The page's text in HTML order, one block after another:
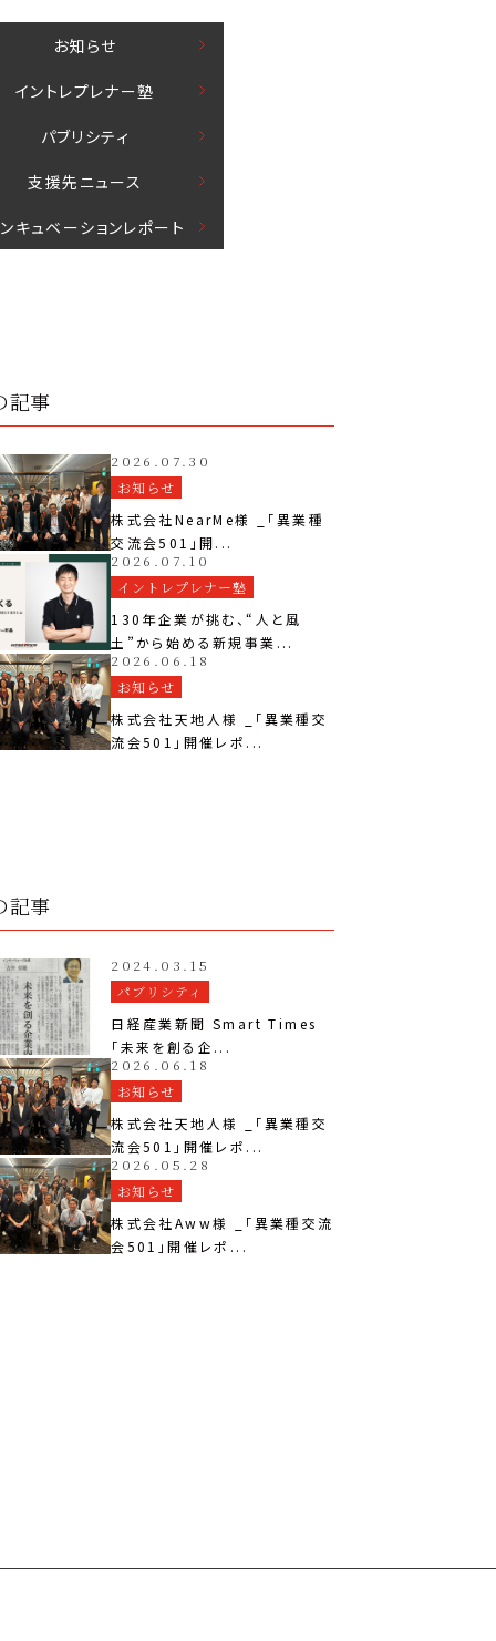
お知らせ
イントレプレナー塾
パブリシティ
⽀援先ニュース
キュベーションレポート
記事
2026.07.30
お知らせ
株式会社NearMe様 _「異業種
交流会501」開...
2026.07.10
イントレプレナー塾
130年企業が挑む、“人と風
土”から始める新規事業...
2026.06.18
お知らせ
株式会社天地人様 _「異業種交
流会501」開催レポ...
記事
2024.03.15
パブリシティ
日経産業新聞 Smart Times
「未来を創る企...
2026.06.18
お知らせ
株式会社天地人様 _「異業種交
流会501」開催レポ...
2026.05.28
お知らせ
株式会社Aww様 _「異業種交流
会501」開催レポ...